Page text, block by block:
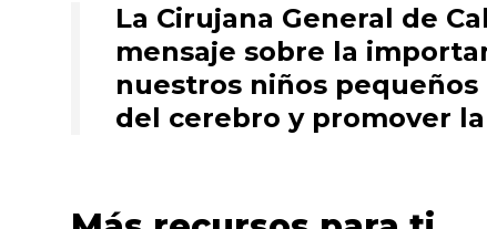
La Cirujana General de
mensaje sobre la
nuestros niños
del cerebro y promover